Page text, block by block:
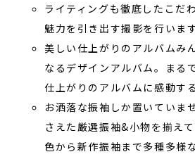
ライティングも徹底したこだ
魅力を引き出す撮影を行います
美しい仕上がりのアルバムみ
なるデザインアルバム。まる
仕上がりのアルバムに感動す
お洒落な振袖しか置いていま
さえた厳選振袖&小物を揃え
色から新作振袖まで多種多様